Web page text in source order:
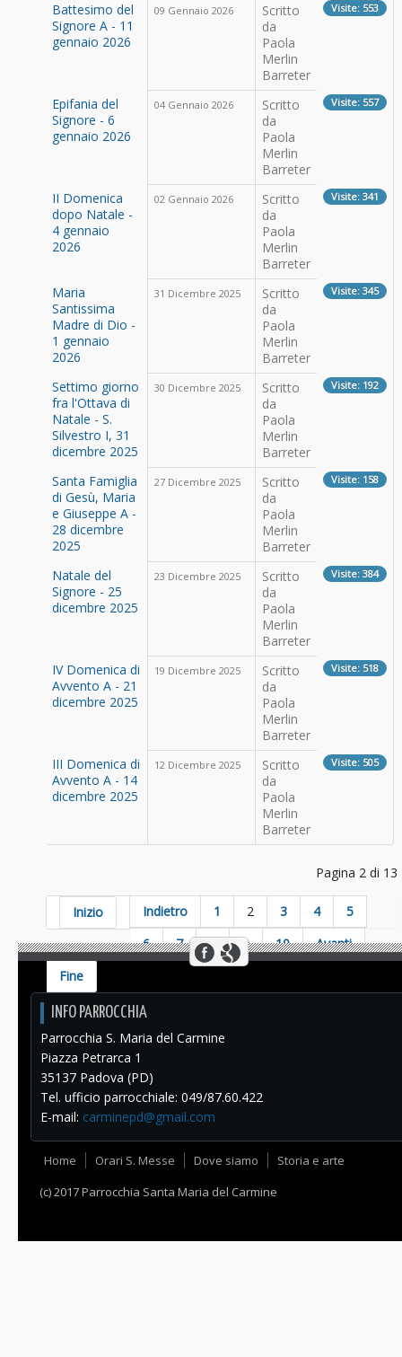
Battesimo del
Signore A - 11
gennaio 2026
09 Gennaio 2026
Scritto
da
Paola
Merlin
Barreter
Visite: 553
Epifania del
Signore - 6
gennaio 2026
04 Gennaio 2026
Scritto
da
Paola
Merlin
Barreter
Visite: 557
II Domenica
dopo Natale -
4 gennaio
2026
02 Gennaio 2026
Scritto
da
Paola
Merlin
Barreter
Visite: 341
Maria
Santissima
Madre di Dio -
1 gennaio
2026
31 Dicembre 2025
Scritto
da
Paola
Merlin
Barreter
Visite: 345
Settimo giorno
fra l'Ottava di
Natale - S.
Silvestro I, 31
dicembre 2025
30 Dicembre 2025
Scritto
da
Paola
Merlin
Barreter
Visite: 192
Santa Famiglia
di Gesù, Maria
e Giuseppe A -
28 dicembre
2025
27 Dicembre 2025
Scritto
da
Paola
Merlin
Barreter
Visite: 158
Natale del
Signore - 25
dicembre 2025
23 Dicembre 2025
Scritto
da
Paola
Merlin
Barreter
Visite: 384
IV Domenica di
Avvento A - 21
dicembre 2025
19 Dicembre 2025
Scritto
da
Paola
Merlin
Barreter
Visite: 518
III Domenica di
Avvento A - 14
dicembre 2025
12 Dicembre 2025
Scritto
da
Paola
Merlin
Barreter
Visite: 505
Pagina 2 di 13
Inizio Indietro 1 2 3 4
5
6
7 8 9 10
Avanti
Fine
INFO PARROCCHIA
Parrocchia S. Maria del Carmine
Piazza Petrarca 1
35137 Padova (PD)
Tel. ufficio parrocchiale: 049/87.60.422
E-mail: carminepd@gmail.com
Home Orari S. Messe Dove siamo
Storia e arte
(c) 2017 Parrocchia Santa Maria del Carmine